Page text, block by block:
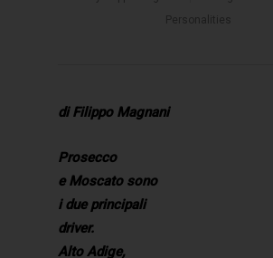
Personalities
di Filippo Magnani
Prosecco
e Moscato sono
i due principali
driver.
Alto Adige,